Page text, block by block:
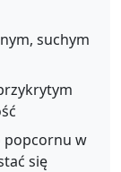
suchym
popcornu w
się